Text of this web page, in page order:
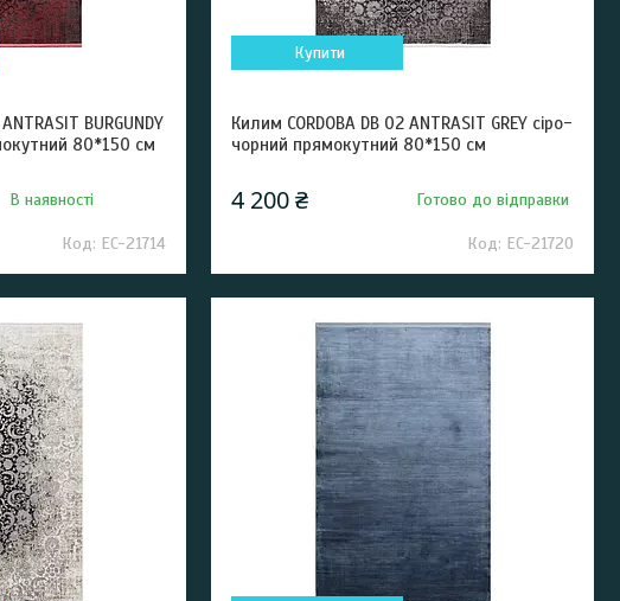
BURGUNDY
80*150 см
В наявності
EC-21714
Купити
Килим CORDOBA DB 02 ANTRASIT GREY сіро-
чорний прямокутний 80*150 см
4 200 ₴ Готово до відправки
EC-21720